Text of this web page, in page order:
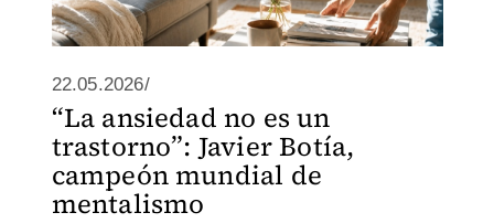
22.05.2026/
“La ansiedad no es un
trastorno”: Javier Botía,
campeón mundial de
mentalismo